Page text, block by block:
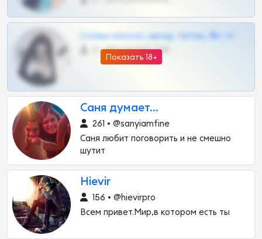
Показать 18+
Сливы вписок, шкод, теток, 18+ тг
0 •
Саня думает...
261 • @sanyiamfine
Саня любит поговорить и не смешно
шутит
Hievir
156 • @hievirpro
Всем привет.Мир,в котором есть ты